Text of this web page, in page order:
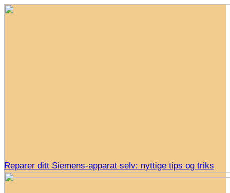
Reparer ditt Siemens-apparat selv: nyttige tips og triks